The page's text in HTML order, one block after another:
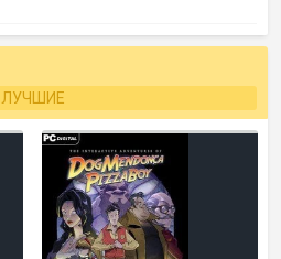
ЛУЧШИЕ